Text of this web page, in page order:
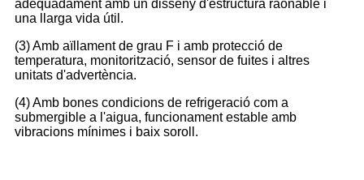
adequadament amb un disseny d'estructura raonable i
una llarga vida útil.
(3) Amb aïllament de grau F i amb protecció de
temperatura, monitorització, sensor de fuites i altres
unitats d'advertència.
(4) Amb bones condicions de refrigeració com a
submergible a l'aigua, funcionament estable amb
vibracions mínimes i baix soroll.